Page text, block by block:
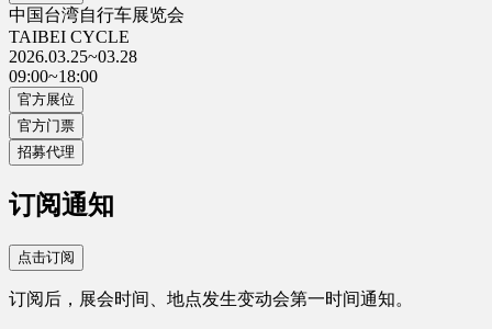
中国台湾自行车展览会
TAIBEI CYCLE
2026.03.25~03.28
09:00~18:00
官方展位
官方门票
招募代理
订阅通知
点击订阅
订阅后，展会时间、地点发生变动会第一时间通知。